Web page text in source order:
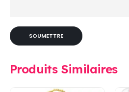
Produits Similaires